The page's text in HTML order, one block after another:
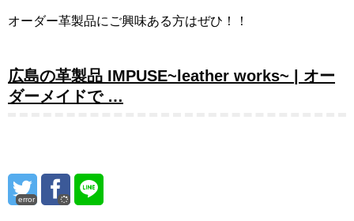
オーダー革製品にご興味ある方はぜひ！！
広島の革製品 IMPUSE~leather works~ | オー
ダーメイドで …
error